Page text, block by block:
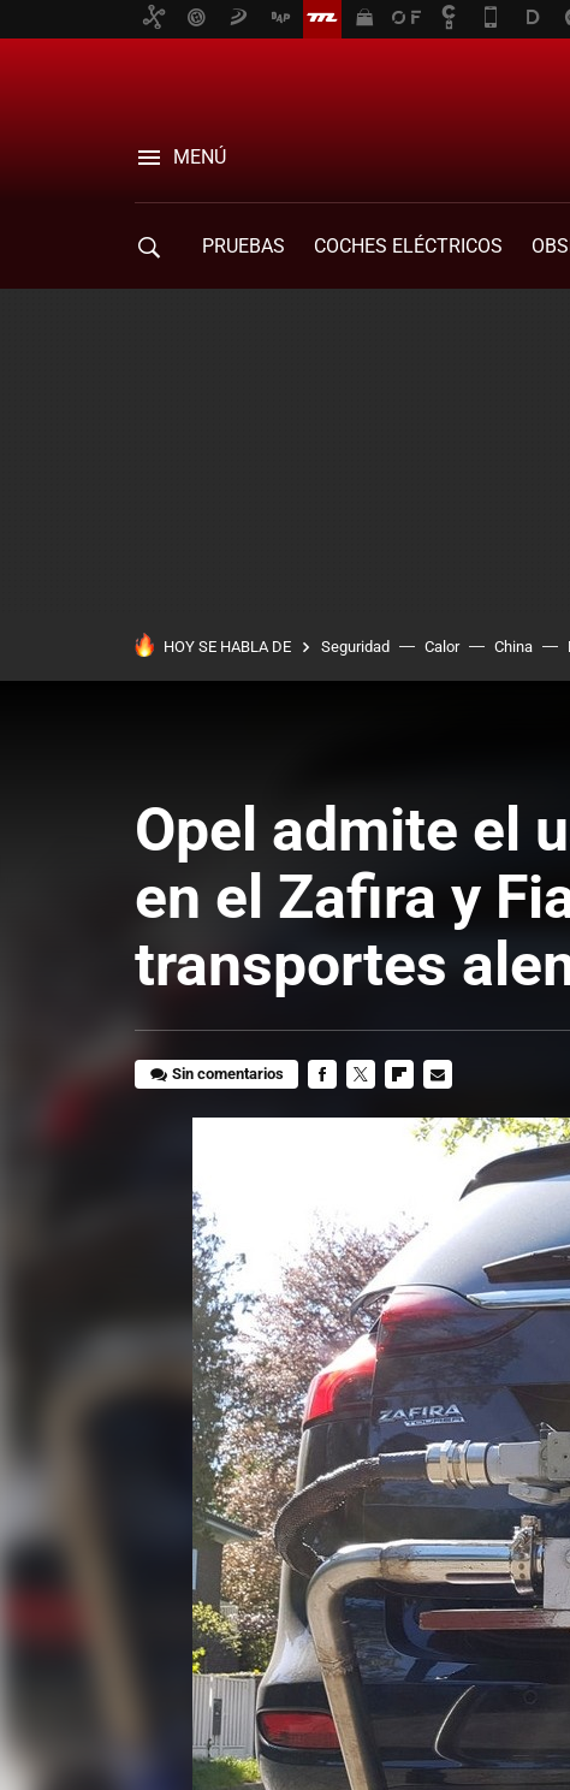
MENÚ
PRUEBAS COCHES ELÉCTRICOS
HOY SE HABLA DE Seguridad Calor China
Opel admite el
en el Zafira y
transportes
Sin comentarios
MAIL